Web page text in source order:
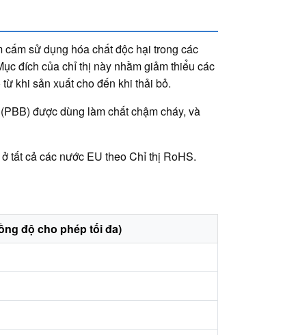
sử dụng hóa chất độc hại trong các
đích của chỉ thị này nhằm giảm thiểu các
khi sản xuất cho đến khi thải bỏ.
được dùng làm chất chậm cháy, và
tất cả các nước EU theo Chỉ thị RoHS.
độ cho phép tối đa)